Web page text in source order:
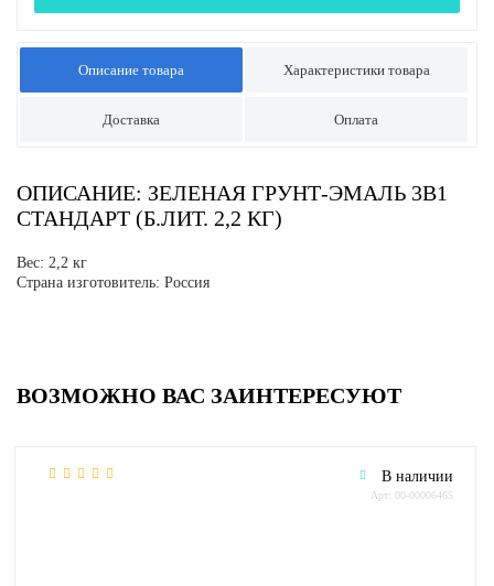
Описание товара Характеристики товара
Доставка Оплата
ОПИСАНИЕ: ЗЕЛЕНАЯ ГРУНТ-ЭМАЛЬ 3В1
СТАНДАРТ (Б.ЛИТ. 2,2 КГ)
Вес: 2,2 кг
Страна изготовитель: Россия
ВОЗМОЖНО ВАС ЗАИНТЕРЕСУЮТ
В наличии
Арт: 00-00006465